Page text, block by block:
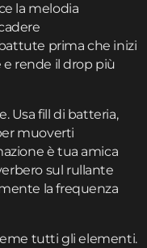
la melodia
prima che inizi
rende il drop più
Usa fill di batteria,
muoverti
è tua amica
sul rullante
la frequenza
tutti gli elementi.